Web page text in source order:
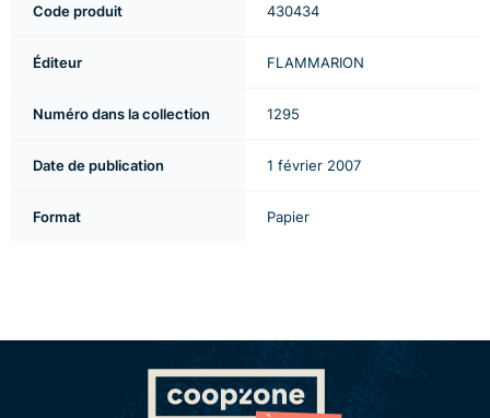
Code produit 430434
Éditeur FLAMMARION
Numéro dans la collection 1295
Date de publication 1 février 2007
Format Papier